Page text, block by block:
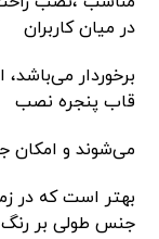
در میان کاربران
برخوردار
قاب پنجره نصب
می‌شوند و امکان
بهتر است که در
جنس طولی بر رنگ